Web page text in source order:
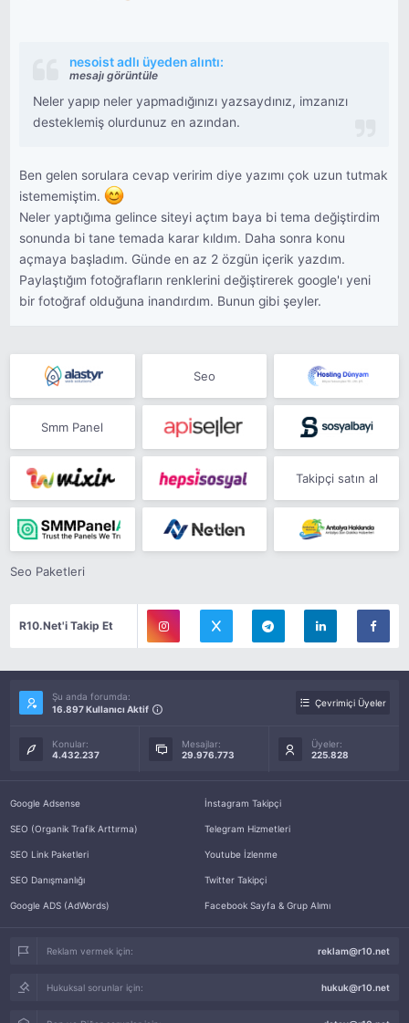
nesoist adlı üyeden alıntı:
mesajı görüntüle
Neler yapıp neler yapmadığınızı yazsaydınız, imzanızı
desteklemiş olurdunuz en azından.
Ben gelen sorulara cevap veririm diye yazımı çok uzun tutmak
istememiştim.
Neler yaptığıma gelince siteyi açtım baya bi tema değiştirdim
sonunda bi tane temada karar kıldım. Daha sonra konu
açmaya başladım. Günde en az 2 özgün içerik yazdım.
Paylaştığım fotoğrafların renklerini değiştirerek google'ı yeni
bir fotoğraf olduğuna inandırdım. Bunun gibi şeyler.
Seo
Smm Panel
Takipçi satın al
Seo Paketleri
R10.Net'i Takip Et
Şu anda forumda:
16.897 Kullanıcı Aktif
Çevrimiçi Üyeler
Konular:
4.432.237
Mesajlar:
29.976.773
Üyeler:
225.828
Google Adsense
SEO (Organik Trafik Arttırma)
SEO Link Paketleri
SEO Danışmanlığı
Google ADS (AdWords)
İnstagram Takipçi
Telegram Hizmetleri
Youtube İzlenme
Twitter Takipçi
Facebook Sayfa & Grup Alımı
Reklam vermek için: reklam@r10.net
Hukuksal sorunlar için: hukuk@r10.net